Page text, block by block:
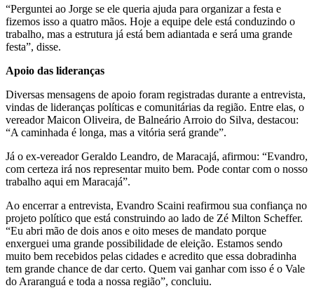
“Perguntei ao Jorge se ele queria ajuda para organizar a festa e
fizemos isso a quatro mãos. Hoje a equipe dele está conduzindo o
trabalho, mas a estrutura já está bem adiantada e será uma grande
festa”, disse.
Apoio das lideranças
Diversas mensagens de apoio foram registradas durante a entrevista,
vindas de lideranças políticas e comunitárias da região. Entre elas, o
vereador Maicon Oliveira, de Balneário Arroio do Silva, destacou:
“A caminhada é longa, mas a vitória será grande”.
Já o ex-vereador Geraldo Leandro, de Maracajá, afirmou: “Evandro,
com certeza irá nos representar muito bem. Pode contar com o nosso
trabalho aqui em Maracajá”.
Ao encerrar a entrevista, Evandro Scaini reafirmou sua confiança no
projeto político que está construindo ao lado de Zé Milton Scheffer.
“Eu abri mão de dois anos e oito meses de mandato porque
enxerguei uma grande possibilidade de eleição. Estamos sendo
muito bem recebidos pelas cidades e acredito que essa dobradinha
tem grande chance de dar certo. Quem vai ganhar com isso é o Vale
do Araranguá e toda a nossa região”, concluiu.